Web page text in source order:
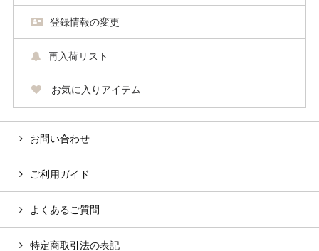
登録情報の変更
再入荷リスト
お気に入りアイテム
お問い合わせ
ご利用ガイド
よくあるご質問
特定商取引法の表記